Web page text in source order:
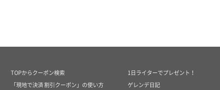
TOPからクーポン検索
「現地で決済 割引クーポン」の使い方
1日ライターでプレゼント！
ゲレンデ日記